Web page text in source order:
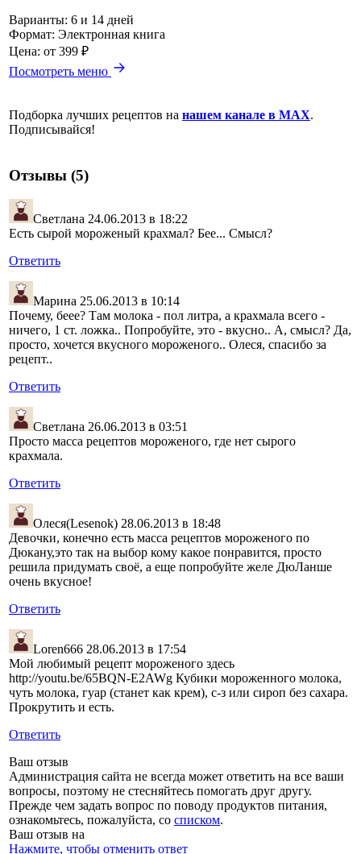
Варианты: 6 и 14 дней
Формат: Электронная книга
Цена: от 399 ₽
Посмотреть меню
Подборка лучших рецептов на нашем канале в MAX.
Подписывайся!
Отзывы (5)
Светлана 24.06.2013 в 18:22
Есть сырой мороженый крахмал? Бее... Смысл?
Ответить
Марина 25.06.2013 в 10:14
Почему, беее? Там молока - пол литра, а крахмала всего -
ничего, 1 ст. ложка.. Попробуйте, это - вкусно.. А, смысл? Да,
просто, хочется вкусного мороженого.. Олеся, спасибо за
рецепт..
Ответить
Светлана 26.06.2013 в 03:51
Просто масса рецептов мороженого, где нет сырого
крахмала.
Ответить
Олеся(Lesenok) 28.06.2013 в 18:48
Девочки, конечно есть масса рецептов мороженого по
Дюкану,это так на выбор кому какое понравится, просто
решила придумать своё, а еще попробуйте желе ДюЛанше
очень вкусное!
Ответить
Loren666 28.06.2013 в 17:54
Мой любимый рецепт мороженого здесь
http://youtu.be/65BQN-E2AWg Кубики мороженного молока,
чуть молока, гуар (станет как крем), с-з или сироп без сахара.
Прокрутить и есть.
Ответить
Ваш отзыв
Администрация сайта не всегда может ответить на все ваши
вопросы, поэтому не стесняйтесь помогать друг другу.
Прежде чем задать вопрос по поводу продуктов питания,
ознакомьтесь, пожалуйста, со списком.
Ваш отзыв на
Нажмите, чтобы отменить ответ